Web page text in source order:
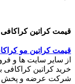
قیمت کراتین
قیمت کراتین مو
از سایر سایت ها و
خرید کراتین
شرکت عرضه و پخش